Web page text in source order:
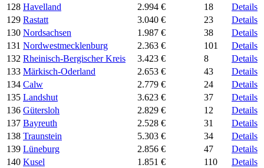
128 Havelland 2.994 € 18
Details
129 Rastatt 3.040 € 23
Details
130 Nordsachsen 1.987 € 38
Details
131 Nordwestmecklenburg 2.363 € 101
Details
132 Rheinisch-Bergischer Kreis 3.423 € 8
Details
133 Märkisch-Oderland 2.653 € 43
Details
134 Calw 2.779 € 24
Details
135 Landshut 3.623 € 37
Details
136 Gütersloh 2.829 € 12
Details
137 Bayreuth 2.528 € 31
Details
138 Traunstein 5.303 € 34
Details
139 Lüneburg 2.856 € 47
Details
140 Kusel 1.851 € 110
Details